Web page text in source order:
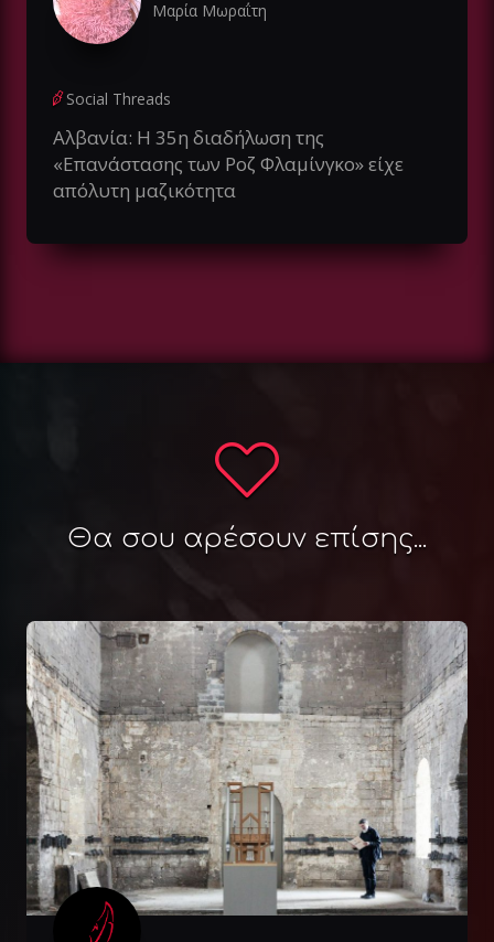
Μαρία Μωραΐτη
Social Threads
Αλβανία: Η 35η διαδήλωση της
«Επανάστασης των Ροζ Φλαμίνγκο» είχε
απόλυτη μαζικότητα
Θα σου αρέσουν επίσης...